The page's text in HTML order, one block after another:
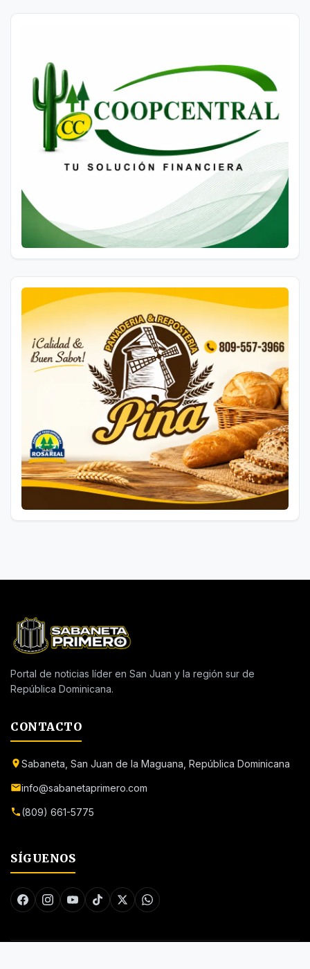
Portal de noticias líder en San Juan y la región sur de
República Dominicana.
CONTACTO
Sabaneta, San Juan de la Maguana, República Dominicana
info@sabanetaprimero.com
(809) 661-5775
SÍGUENOS